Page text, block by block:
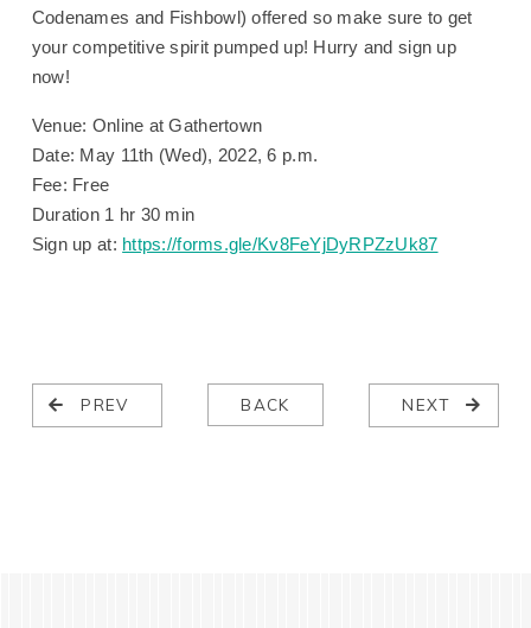
Codenames and Fishbowl) offered so make sure to get
your competitive spirit pumped up! Hurry and sign up
now!
Venue: Online at Gathertown
Date: May 11th (Wed), 2022, 6 p.m.
Fee: Free
Duration 1 hr 30 min
Sign up at: https://forms.gle/Kv8FeYjDyRPZzUk87
NEXT
BACK
PREV